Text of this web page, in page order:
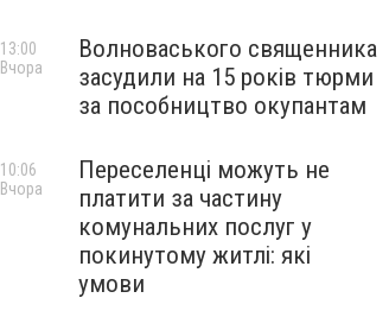
Волноваського священника
засудили на 15 років тюрми
за пособництво окупантам
13:00
Вчора
Переселенці можуть не
платити за частину
комунальних послуг у
покинутому житлі: які
умови
10:06
Вчора